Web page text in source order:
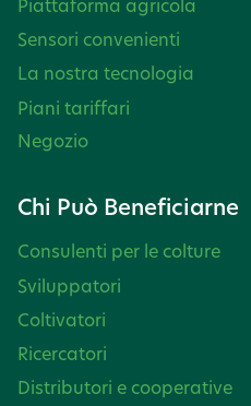
Piattaforma agricola
Sensori convenienti
La nostra tecnologia
Piani tariffari
Negozio
Chi Può Beneficiarne
Consulenti per le colture
Sviluppatori
Coltivatori
Ricercatori
Distributori e cooperative